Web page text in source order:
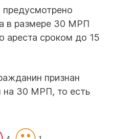
предусмотрено
в размере 30 МРП
ареста сроком до 15
признан
на 30 МРП, то есть